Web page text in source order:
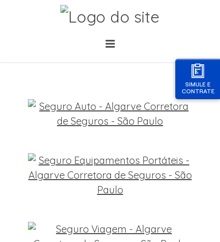
SIMULE E
CONTRATE